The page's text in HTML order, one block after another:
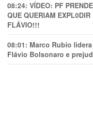
08:24: VÍDEO: PF
QUE QUERIAM
FLÁVIO!!!
08:01: Marco Rubio
Flávio Bolsonaro e